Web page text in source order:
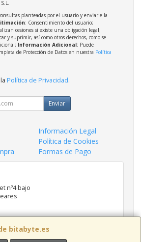
bitabyte.es
planteadas por el usuario y enviarle la
: Consentimiento del usuario;
cesiones si existe una obligación legal;
y suprimir, así como otros derechos, como se
Información Adicional: Puede
de Protección de Datos en nuestra Política
Política de Privacidad.
Enviar
Información Legal
Política de Cookies
Formas de Pago
nº4 bajo